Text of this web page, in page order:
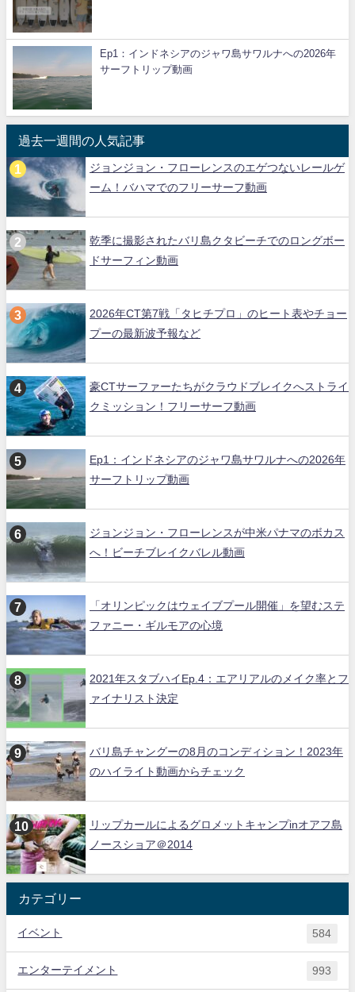
Ep1：インドネシアのジャワ島サワルナへの2026年
サーフトリップ動画
過去一週間の人気記事
ジョンジョン・フローレンスのエゲつないレールゲ
ーム！バハマでのフリーサーフ動画
乾季に撮影されたバリ島クタビーチでのロングボー
ドサーフィン動画
2026年CT第7戦「タヒチプロ」のヒート表やチョー
プーの最新波予報など
豪CTサーファーたちがクラウドブレイクへストライ
クミッション！フリーサーフ動画
Ep1：インドネシアのジャワ島サワルナへの2026年
サーフトリップ動画
ジョンジョン・フローレンスが中米パナマのボカス
へ！ビーチブレイクバレル動画
「オリンピックはウェイブプール開催」を望むステ
ファニー・ギルモアの心境
2021年スタブハイEp.4：エアリアルのメイク率とフ
ァイナリスト決定
バリ島チャングーの8月のコンディション！2023年
のハイライト動画からチェック
リップカールによるグロメットキャンプinオアフ島
ノースショア＠2014
カテゴリー
イベント 584
エンターテイメント 993